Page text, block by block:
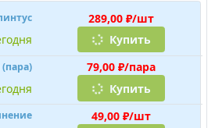
289,00 ₽/шт
Купить
79,00 ₽/пара
Купить
49,00 ₽/шт